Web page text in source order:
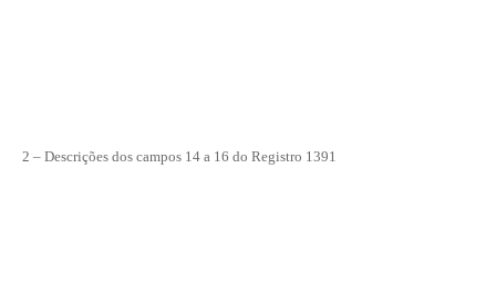
2 – Descrições dos campos 14 a 16 do Registro 1391